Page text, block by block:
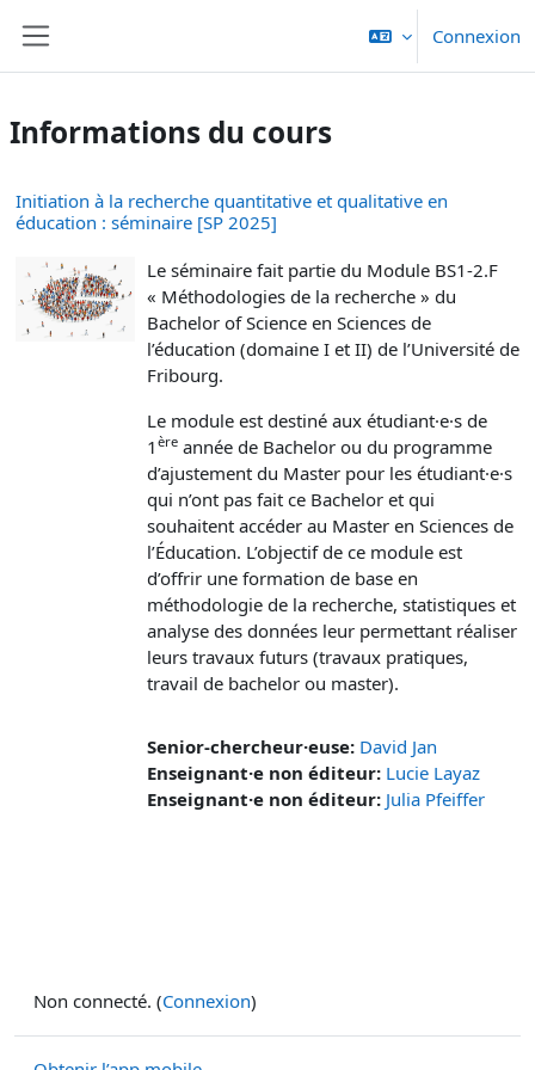
Connexion
Informations du cours
Initiation à la recherche quantitative et qualitative en
éducation : séminaire [SP 2025]
Le séminaire fait partie du Module BS1-2.F
« Méthodologies de la recherche » du
Bachelor of Science en Sciences de
l’éducation (domaine I et II) de l’Université de
Fribourg.
Le module est destiné aux étudiant·e·s de
1 ère année de Bachelor ou du programme
d’ajustement du Master pour les étudiant·e·s
qui n’ont pas fait ce Bachelor et qui
souhaitent accéder au Master en Sciences de
l’Éducation. L’objectif de ce module est
d’offrir une formation de base en
méthodologie de la recherche, statistiques et
analyse des données leur permettant réaliser
leurs travaux futurs (travaux pratiques,
travail de bachelor ou master).
Senior-chercheur·euse: David Jan
Enseignant·e non éditeur: Lucie Layaz
Enseignant·e non éditeur: Julia Pfeiffer
Non connecté. (Connexion)